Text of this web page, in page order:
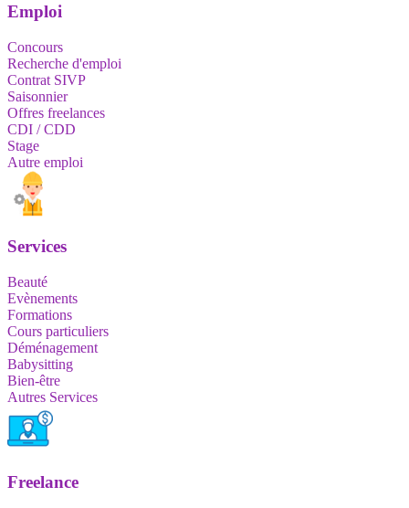
Emploi
Concours
Recherche d'emploi
Contrat SIVP
Saisonnier
Offres freelances
CDI / CDD
Stage
Autre emploi
Services
Beauté
Evènements
Formations
Cours particuliers
Déménagement
Babysitting
Bien-être
Autres Services
Freelance